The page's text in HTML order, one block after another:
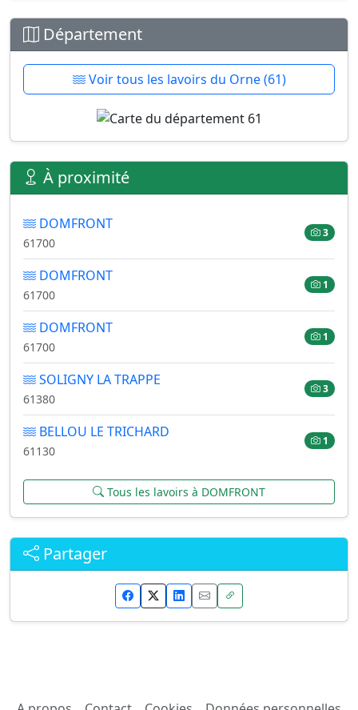
Département
Voir tous les lavoirs du Orne (61)
À proximité
DOMFRONT
61700
3
DOMFRONT
61700
1
DOMFRONT
61700
1
SOLIGNY LA TRAPPE
61380
3
BELLOU LE TRICHARD
61130
1
Tous les lavoirs à DOMFRONT
Partager